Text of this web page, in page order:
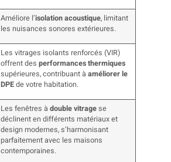
Améliore l’isolation acoustique, limitant
les nuisances sonores extérieures.
Les vitrages isolants renforcés (VIR)
offrent desperformances thermiques
supérieures, contribuant àaméliorer le
DPEde votre habitation.
Les fenêtres àdouble vitragese
déclinent en différents matériaux et
design modernes, s’harmonisant
parfaitement avec les maisons
contemporaines.